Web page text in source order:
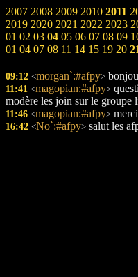
2007 2008 2009 2010 2011
2019 2020 2021 2022 2023
01 02 03 04 05 06 07 08 09
01 04 07 08 11 14 15 19 20
09:12 <morgan`:#afpy>
11:41 <magopian:#afpy>
modère les join sur le groupe
11:46 <magopian:#afpy>
16:42 <No`:#afpy> salut les